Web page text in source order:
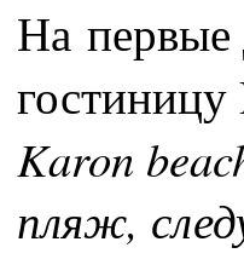
На первые
Karon
пляж,